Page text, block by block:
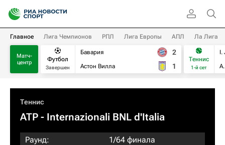
Главное Лига Чемпионов РПЛ Лига Европы АПЛ Ла Лига
Матч-
центр
Футбол
Завершен
Бавария
Астон Вилла
2
1
Теннис
1-й сет
I.
Теннис
ATP - Internazionali BNL d'Italia
Раунд:
1/64 финала